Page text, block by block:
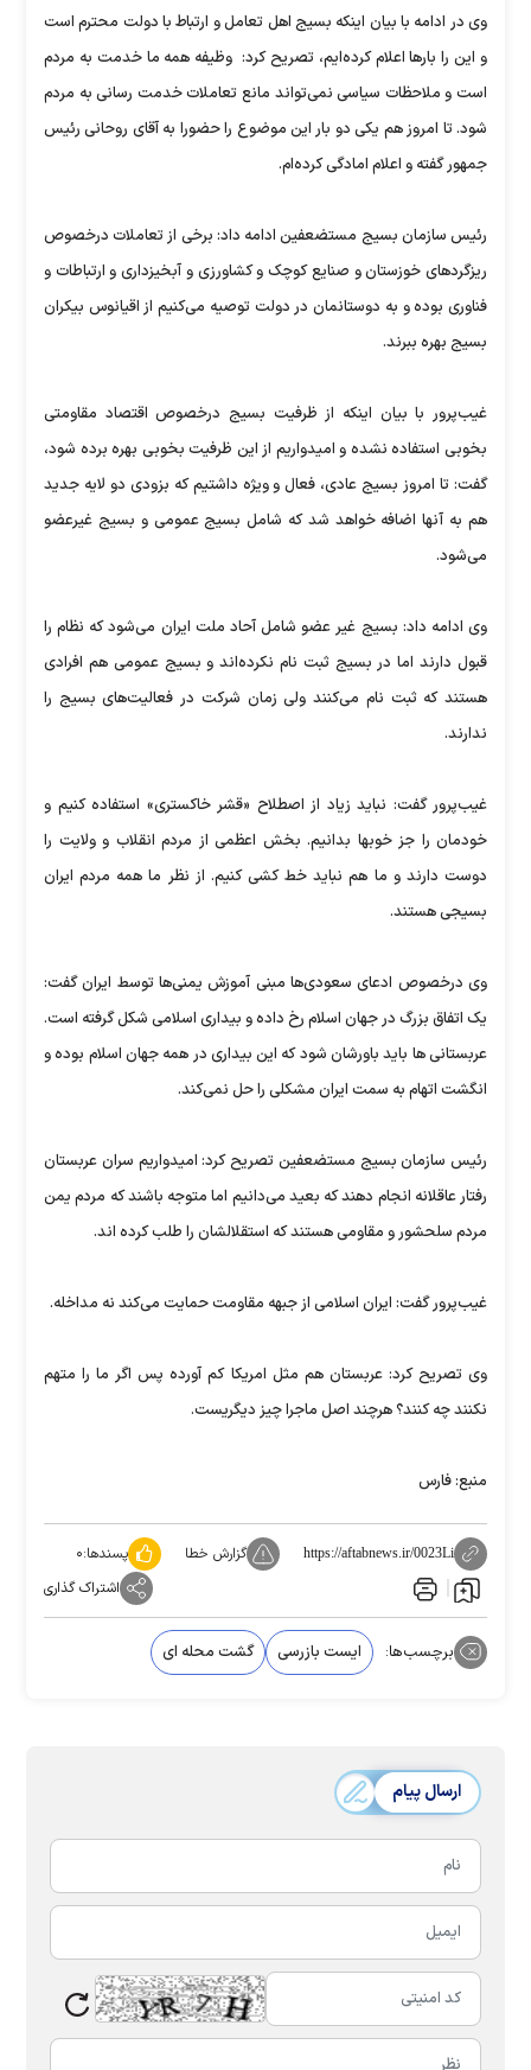
وی در ادامه با بیان اینکه بسیج اهل تعامل و‌ ارتباط با دولت محترم است
و این را بارها اعلام کرده‌ایم، تصریح کرد: وظیفه همه ما خدمت به مردم
است و ملاحظات سیاسی نمی‌تواند مانع تعاملات خدمت رسانی به مردم
شود. تا امروز هم یکی دو بار این موضوع را حضورا به آقای روحانی رئیس
جمهور گفته و اعلام امادگی کرده‌ام.
رئیس سازمان بسیج مستضعفین ادامه داد: برخی از تعاملات درخصوص
ریزگردهای خوزستان و صنایع کوچک و کشاورزی و آبخیزداری و ارتباطات و
فناوری بوده و به دوستانمان در دولت توصیه می‌کنیم از اقیانوس بیکران
بسیج بهره ببرند.
غیب‌پرور با بیان اینکه از ظرفیت بسیج درخصوص اقتصاد مقاومتی
بخوبی استفاده نشده و امیدواریم از این ظرفیت بخوبی بهره برده شود،
گفت: تا امروز بسیج عادی، فعال و‌ ویژه داشتیم که بزودی دو لایه جدید
هم به آنها اضافه خواهد شد که شامل بسیج عمومی و بسیج غیرعضو
می‌شود.
وی ادامه داد: بسیج غیر عضو شامل آحاد ملت ایران می‌شود که نظام را
قبول دارند اما در بسیج ثبت نام نکرده‌اند و بسیج عمومی هم افرادی
هستند که ثبت نام می‌کنند ولی زمان شرکت در فعالیت‌های بسیج را
ندارند.
غیب‌پرور گفت: نباید زیاد از اصطلاح «قشر خاکستری» استفاده کنیم و
خودمان را جز خوبها بدانیم. بخش اعظمی از مردم انقلاب و ولایت را
دوست دارند و ما هم نباید خط کشی کنیم. از نظر ما همه مردم ایران
بسیجی هستند.
وی درخصوص ادعای سعودی‌ها مبنی آموزش یمنی‌ها توسط ایران گفت:
یک اتفاق بزرگ در جهان اسلام رخ داده و بیداری اسلامی شکل گرفته است.
عربستانی ها باید باورشان شود که این بیداری در همه جهان اسلام بوده و
انگشت اتهام به سمت ایران مشکلی را حل نمی‌کند.
رئیس سازمان بسیج مستضعفین تصریح کرد: امیدواریم سران عربستان
رفتار عاقلانه انجام دهند که بعید می‌دانیم اما متوجه باشند که مردم یمن
مردم سلحشور و مقاومی هستند که استقلالشان را طلب کرده اند.
غیب‌پرور گفت: ایران اسلامی از جبهه مقاومت حمایت می‌کند نه مداخله.
وی تصریح کرد: عربستان هم مثل امریکا کم آورده پس اگر ما را متهم
نکنند چه کنند؟ هرچند اصل ماجرا چیز دیگریست.
منبع: فارس
https://aftabnews.ir/0023Li گزارش خطا پسندها:۰
اشتراک گذاری
برچسب‌ها: ایست بازرسی گشت محله ای
ارسال پیام